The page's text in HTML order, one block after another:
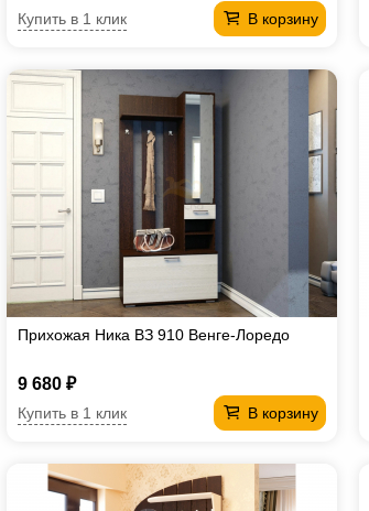
В корзину
Купить в 1 клик
Прихожая Ника ВЗ 910 Венге-Лоредо
9 680 ₽
В корзину
Купить в 1 клик